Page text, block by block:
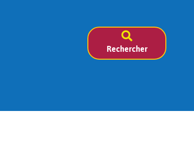
Rechercher